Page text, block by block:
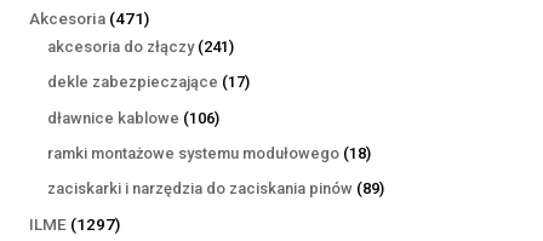
Akcesoria 471471
produktów
akcesoria do złączy 241241
produktów
dekle zabezpieczające 1717
dławnice kablowe 106106
produktów
ramki montażowe systemu modułowego 1818
produktów
zaciskarki i narzędzia do zaciskania pinów 8989
ILME 12971297